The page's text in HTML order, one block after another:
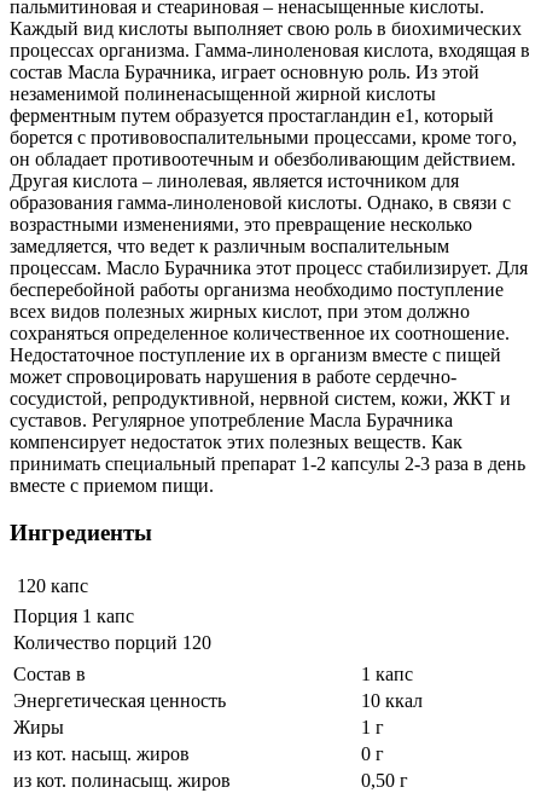
пальмитиновая и стеариновая – ненасыщенные кислоты.
Каждый вид кислоты выполняет свою роль в биохимических
процессах организма. Гамма-линоленовая кислота, входящая в
состав Масла Бурачника, играет основную роль. Из этой
незаменимой полиненасыщенной жирной кислоты
ферментным путем образуется простагландин е1, который
борется с противовоспалительными процессами, кроме того,
он обладает противоотечным и обезболивающим действием.
Другая кислота – линолевая, является источником для
образования гамма-линоленовой кислоты. Однако, в связи с
возрастными изменениями, это превращение несколько
замедляется, что ведет к различным воспалительным
процессам. Масло Бурачника этот процесс стабилизирует. Для
бесперебойной работы организма необходимо поступление
всех видов полезных жирных кислот, при этом должно
сохраняться определенное количественное их соотношение.
Недостаточное поступление их в организм вместе с пищей
может спровоцировать нарушения в работе сердечно-
сосудистой, репродуктивной, нервной систем, кожи, ЖКТ и
суставов. Регулярное употребление Масла Бурачника
компенсирует недостаток этих полезных веществ. Как
принимать специальный препарат 1-2 капсулы 2-3 раза в день
вместе с приемом пищи.
Ингредиенты
120 капс
Порция 1 капс
Количество порций 120
Состав в
1 капс
Энергетическая ценность
10 ккал
Жиры
1 г
из кот. насыщ. жиров
0 г
из кот. полинасыщ. жиров
0,50 г